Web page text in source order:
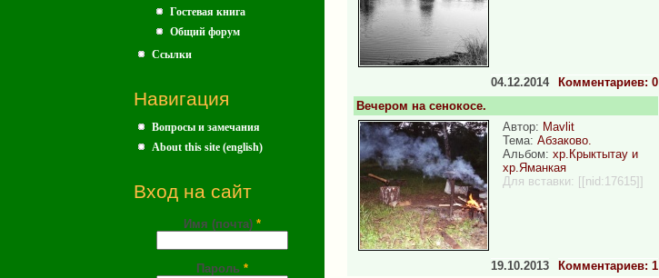
Гостевая книга
Общий форум
Ссылки
Навигация
Вопросы и замечания
About this site (english)
Вход на сайт
Имя (почта) *
Пароль *
Комментариев: 0
04.12.2014
Вечером на сенокосе.
Автор: Mavlit
Тема: Абзаково.
Альбом: хр.Крыктытау и
хр.Яманкая
Для вставки: [[nid:17615]]
Комментариев: 1
19.10.2013